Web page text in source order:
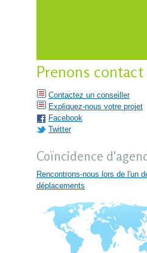
Prenons contact
Contactez un conseiller
Expliquez-nous votre projet
Facebook
Twitter
Coïncidence
Rencontrons-nous lors de l'un
déplacements